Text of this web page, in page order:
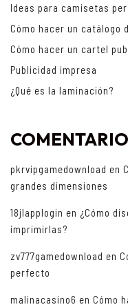
Ideas para camisetas
Cómo hacer un catálogo
Cómo hacer un cartel
Publicidad impresa
¿Qué es la laminación?
pkrvipgamedownload en
grandes dimensiones
18jlapplogin en ¿Cómo
imprimirlas?
zv777gamedownload en
perfecto
malinacasino6 en Cómo